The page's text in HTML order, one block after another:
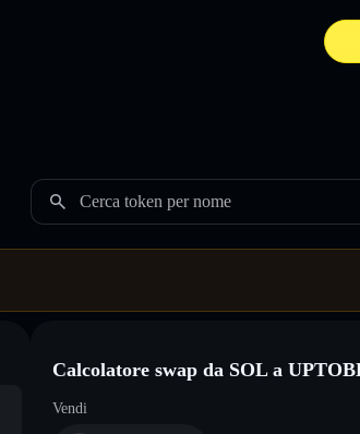
Cerca token per nome
Calcolatore swap da SOL a
Vendi